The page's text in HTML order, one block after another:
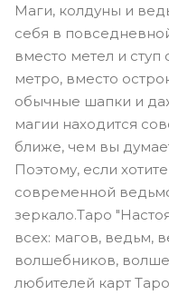
Маги, колдуны и
себя в
вместо метел и
метро, вместо
обычные шапки и
магии находится
ближе, чем вы
Поэтому, если
современной
зеркало.Таро
всех: магов, ведьм,
волшебников,
любителей карт